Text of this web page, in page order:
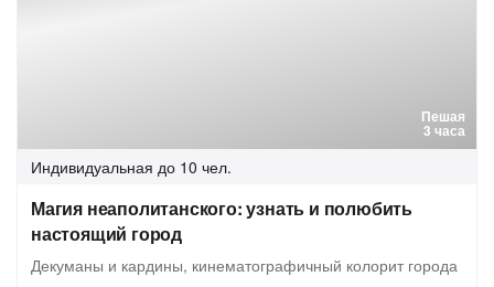
Пешая
3 часа
Индивидуальная до 10 чел.
Магия неаполитанского: узнать и полюбить
настоящий город
Декуманы и кардины, кинематографичный колорит города